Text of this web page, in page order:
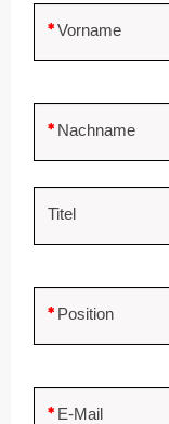
Vorname
Nachname
Titel
Position
E-Mail